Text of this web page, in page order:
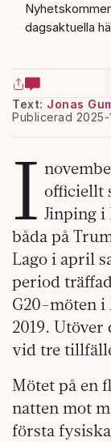
dagsaktuella
Text: Jonas
Publicerad 2025-
I officiellt
Jinping i
båda på
Lago i april
period
G20-möten i
2019.
vid tre
Mötet på en
natten mot
första